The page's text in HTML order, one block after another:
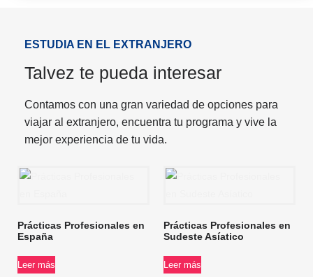
ESTUDIA EN EL EXTRANJERO
Talvez te pueda interesar
Contamos con una gran variedad de opciones para
viajar al extranjero, encuentra tu programa y vive la
mejor experiencia de tu vida.
Prácticas Profesionales en
España
Leer más
Prácticas Profesionales en
Sudeste Asíatico
Leer más